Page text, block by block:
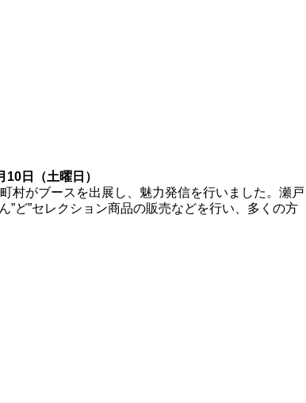
日（土曜日）
村がブースを出展し、魅力発信を行いました。瀬戸
ど”セレクション商品の販売などを行い、多くの方